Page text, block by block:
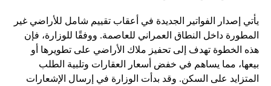
يأتي إصدار الفواتير الجديدة في أعقاب تقييم شامل للأراضي غير
المطورة داخل النطاق العمراني للعاصمة. ووفقًا للوزارة، فإن
هذه الخطوة تهدف إلى تحفيز ملاك الأراضي على تطويرها أو
بيعها، مما يساهم في خفض أسعار العقارات وتلبية الطلب
المتزايد على السكن. وقد بدأت الوزارة في إرسال الإشعارات